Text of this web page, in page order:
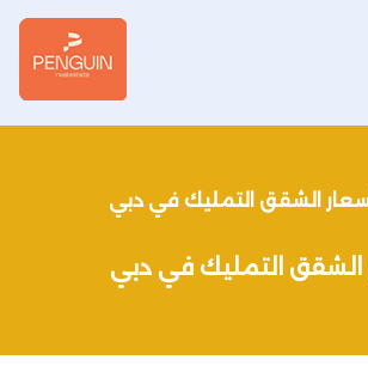
الشقق التمليك في دبي
الشقق التمليك في دبي